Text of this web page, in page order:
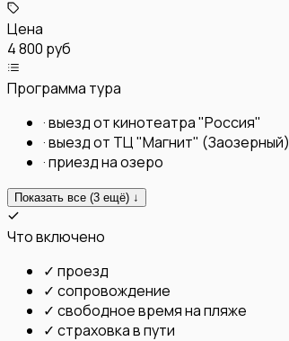
Цена
4 800 руб
Программа тура
·выезд от кинотеатра "Россия"
·выезд от ТЦ "Магнит" (Заозерный)
·приезд на озеро
Показать все (3 ещё) ↓
Что включено
✓ проезд
✓ сопровождение
✓ свободное время на пляже
✓ страховка в пути